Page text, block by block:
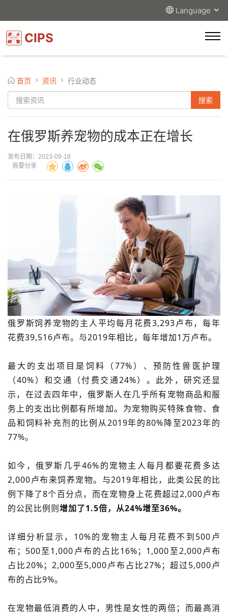
Language
CIPS
首页 资讯 行业动态
在俄罗斯养宠物的成本正在增长
发布日期：2023-09-18
我要分享
俄罗斯饲养宠物的主人平均每月花费3,293卢布，每年
花费39,516卢布。与2019年相比，每年增加1万卢布。
最大的支出项目是饲料（77%）、预防性兽医护理
（40%）和交通（付费交通24%）。此外，研究还显
示，在过去四年中，俄罗斯人在几乎所有宠物商品和服
务上的支出比例都有所增加。为宠物购买特殊食物、食
品和饲料补充剂的比例从2019年的80%降至2023年的
77%。
如今，俄罗斯几乎46%的宠物主人每月都要花费多达
2,000卢布来饲养宠物。与2019年相比，此类公民的比
例下降了8个百分点，而在宠物身上花费超过2,000卢布
的公民比例则增加了1.5倍，从24%增至36%。
详细分析显示，10%的宠物主人每月花费不到500卢
布；500至1,000卢布的占比16%；1,000至2,000卢布
占比20%；2,000至5,000卢布占比27%；超过5,000卢
布的占比9%。
在宠物最低消费的人中，男性是女性的两倍；而最高消